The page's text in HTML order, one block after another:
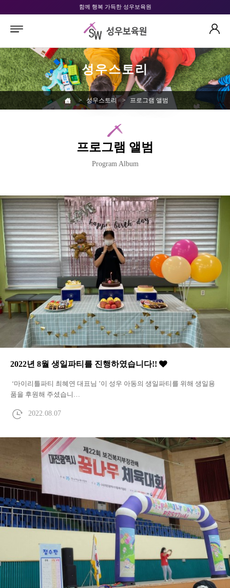
함께 행복 가득한 성우보육원
성우스토리
> 성우스토리 > 프로그램 앨범
프로그램 앨범
Program Album
2022년 8월 생일파티를 진행하였습니다!!
‘마이리틀파티 최혜연 대표님 ’이 성우 아동의 생일파티를 위해 생일용
품을 후원해 주셨습니…
2022.08.07